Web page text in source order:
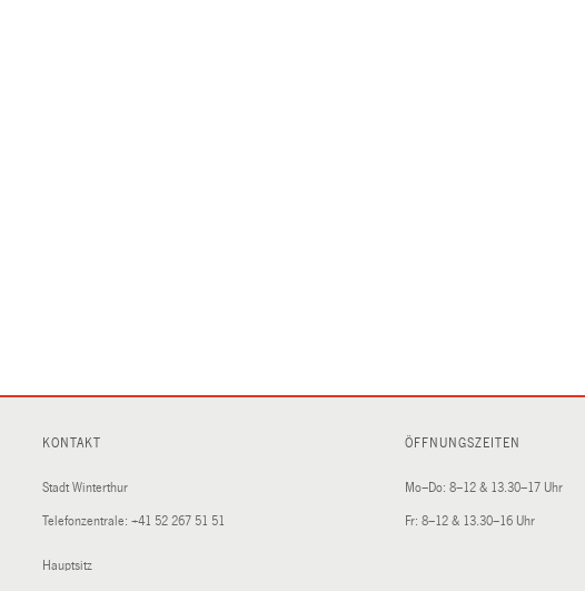
KONTAKT
Stadt Winterthur
Telefonzentrale: +41 52 267 51 51
Hauptsitz
ÖFFNUNGSZEITEN
Mo–Do: 8–12 & 13.30–17 Uhr
Fr: 8–12 & 13.30–16 Uhr